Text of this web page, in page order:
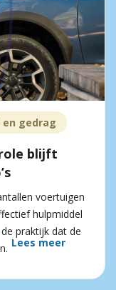
en gedrag
blijft
voertuigen
hulpmiddel
praktijk dat de
Lees meer